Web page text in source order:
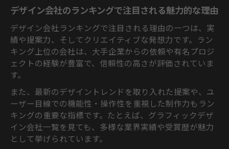
デザイン会社のランキングで注目される魅力的な理由
デザイン会社ランキングで注目される理由の一つは、実
績や提案力、そしてクリエイティブな発想力です。ラン
キング上位の会社は、大手企業からの依頼や有名プロジ
ェクトの経験が豊富で、信頼性の高さが評価されていま
す。
また、最新のデザイントレンドを取り入れた提案や、ユ
ーザー目線での機能性・操作性を重視した制作力もラン
キングの重要な指標です。たとえば、グラフィックデザ
イン会社一覧を見ても、多様な業界実績や受賞歴が魅力
として挙げられています。